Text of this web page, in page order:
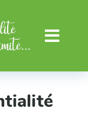
Menu